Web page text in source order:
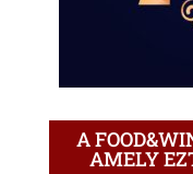
A
AMELY